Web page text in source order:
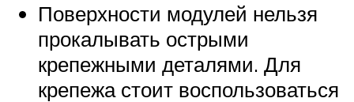
Поверхности модулей нельзя
прокалывать острыми
крепежными деталями. Для
крепежа стоит воспользоваться